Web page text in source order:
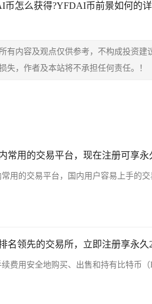
怎么获得?YFDAI币前景如何的
有内容及观点仅供参考，不构成投资
失，作者及本站将不承担任何责任。！
常用的交易平台，现在注册可享永
常用的交易平台，国内用户容易上手的
名领先的交易所，立即注册享永久
续费用安全地购买、出售和持有比特币